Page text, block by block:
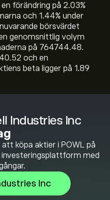
Industries Inc
köpa aktier i POWL på
investeringsplattform med
Inc
förändring på ‎2.03‎%
och ‎1.44‎% under
börsvärdet
genomsnittlig volym
på 764744.48.
och en
beta ligger på 1.89